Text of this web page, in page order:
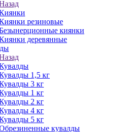
резиновые
киянки
деревянные
1,5 кг
3 кг
1 кг
2 кг
4 кг
5 кг
кувалды